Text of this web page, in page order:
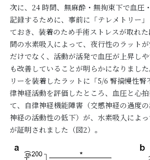
次に、24 時間、無麻酔・無拘束下で血圧
記録するために、事前に「テレメトリー
ておき、装着のため手術ストレスが取れ
間の水素吸入によって、夜行性のラット
だけでなく、活動が活発で血圧が上昇し
も改善していることが明らかになりまし
リーを装着したラットに「5/6 腎摘慢性腎
律神経活動を評価したところ、血圧と心
て、自律神経機能障害（交感神経の過度
神経の活動性の低下）が、水素吸入によ
が証明されました（図2）。